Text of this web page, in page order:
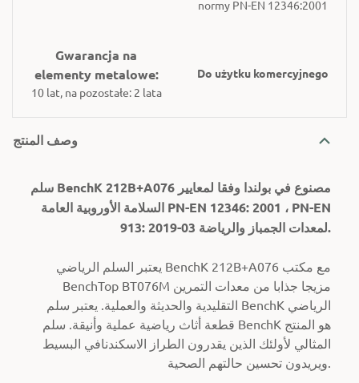
normy PN-EN 12346:2001
Gwarancja na
elementy metalowe:
10 lat, na pozostałe: 2 lata
Do użytku komercyjnego
وصف المنتج
سلم BenchK 212B+A076 مصنوع في بولندا وفقا لمعايير
السلامة الأوروبية العامة PN-EN 12346: 2001 ، PN-EN
913: 2019-03 لمعدات الجمباز والرياضة.
يعتبر السلم الرياضي BenchK 212B+A076 مع مكتب
BenchTop BT076M مزيجا جذابا من معدات التمرين
التقليدية والحديثة والعملية. يعتبر سلم BenchK الرياضي
قطعة أثاث رياضية عملية وأنيقة. سلم BenchK هو المنتج
المثالي لأولئك الذين يقدرون الطراز الاسكندنافي البسيط